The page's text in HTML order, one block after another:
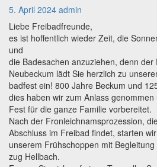
Kleinekemper
zum
Freibadfest
2024
5. April 2024 admin
Liebe Freibadfreunde,
es ist hoffentlich wieder Zeit, die
und
die Badesachen anzuziehen, denn
Neubeckum lädt Sie herzlich zu
badfest ein! 800 Jahre Beckum und
dies haben wir zum Anlass
Fest für die ganze Familie vorbereitet.
Nach der Fronleichnamsprozession,
Abschluss im Freibad findet, starten
unserem Frühschoppen mit
zug Hellbach.